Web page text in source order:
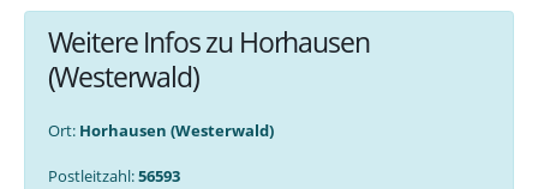
Weitere Infos zu Horhausen
(Westerwald)
Ort: Horhausen (Westerwald)
Postleitzahl:56593